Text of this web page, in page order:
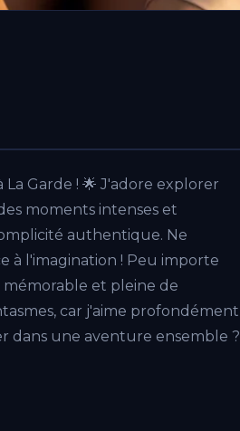
Garde ! 🌟 J'adore explorer
moments intenses et
authentique. Ne
à l'imagination ! Peu importe
mémorable et pleine de
car j'aime profondément
dans une aventure ensemble ?